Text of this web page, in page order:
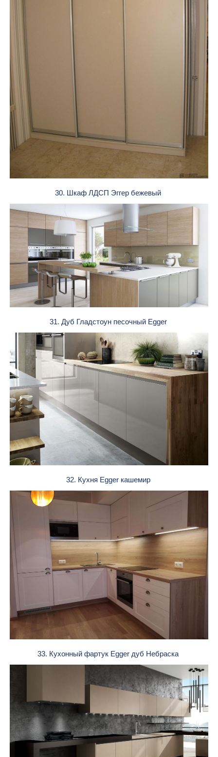
30. Шкаф ЛДСП Эггер бежевый
31. Дуб Гладстоун песочный Egger
32. Кухня Egger кашемир
33. Кухонный фартук Egger дуб Небраска